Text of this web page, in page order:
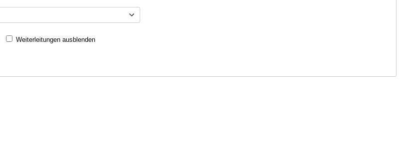
Weiterleitungen ausblenden